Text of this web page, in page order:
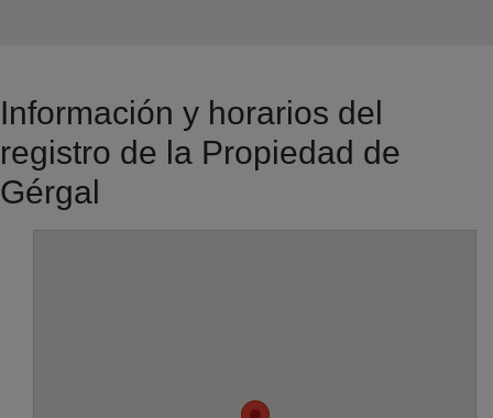
Información y horarios del
registro de la Propiedad de
Gérgal